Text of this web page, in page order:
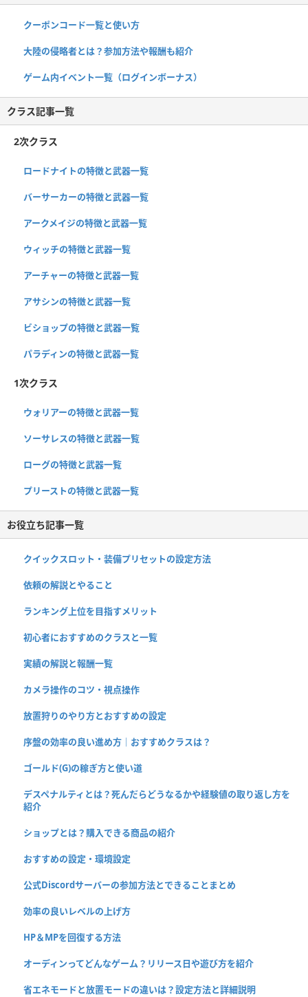
クーポンコード一覧と使い方
大陸の侵略者とは？参加方法や報酬も紹介
ゲーム内イベント一覧（ログインボーナス）
クラス記事一覧
2次クラス
ロードナイトの特徴と武器一覧
バーサーカーの特徴と武器一覧
アークメイジの特徴と武器一覧
ウィッチの特徴と武器一覧
アーチャーの特徴と武器一覧
アサシンの特徴と武器一覧
ビショップの特徴と武器一覧
パラディンの特徴と武器一覧
1次クラス
ウォリアーの特徴と武器一覧
ソーサレスの特徴と武器一覧
ローグの特徴と武器一覧
プリーストの特徴と武器一覧
お役立ち記事一覧
クイックスロット・装備プリセットの設定方法
依頼の解説とやること
ランキング上位を目指すメリット
初心者におすすめのクラスと一覧
実績の解説と報酬一覧
カメラ操作のコツ・視点操作
放置狩りのやり方とおすすめの設定
序盤の効率の良い進め方｜おすすめクラスは？
ゴールド(G)の稼ぎ方と使い道
デスペナルティとは？死んだらどうなるかや経験値の取り返し方を
紹介
ショップとは？購入できる商品の紹介
おすすめの設定・環境設定
公式Discordサーバーの参加方法とできることまとめ
効率の良いレベルの上げ方
HP＆MPを回復する方法
オーディンってどんなゲーム？リリース日や遊び方を紹介
省エネモードと放置モードの違いは？設定方法と詳細説明